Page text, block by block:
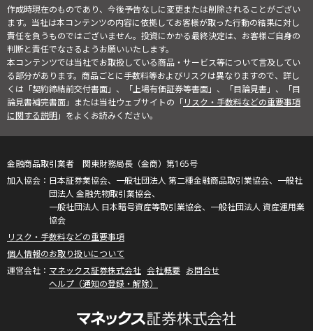
作成時現在のものであり、今後予告なしに変更または削除されることがござい
ます。当社は本コンテンツの内容に依拠してお客様が取った行動の結果に対し
責任を負うものではございません。投資にかかる最終決定は、お客様ご自身の
判断と責任でなさるようお願いいたします。
本コンテンツでは当社でお取扱している商品・サービス等について言及してい
る部分があります。商品ごとに手数料等およびリスクは異なりますので、詳し
くは「契約締結前交付書面」、「上場有価証券等書面」、「目論見書」、「目
論見書補完書面」または当社ウェブサイトの「リスク・手数料などの重要事項
に関する説明」をよくお読みください。
金融商品取引業者 関東財務局長（金商）第165号
日本証券業協会、一般社団法人 第二種金融商品取引業協会、一般社
団法人 金融先物取引業協会、
一般社団法人 日本暗号資産等取引業協会、一般社団法人 資産運用業
協会
リスク・手数料などの重要事項
個人情報のお取り扱いについて
マネックス証券株式会社 会社概要 お問合せ
ヘルプ（通知の登録・解除）